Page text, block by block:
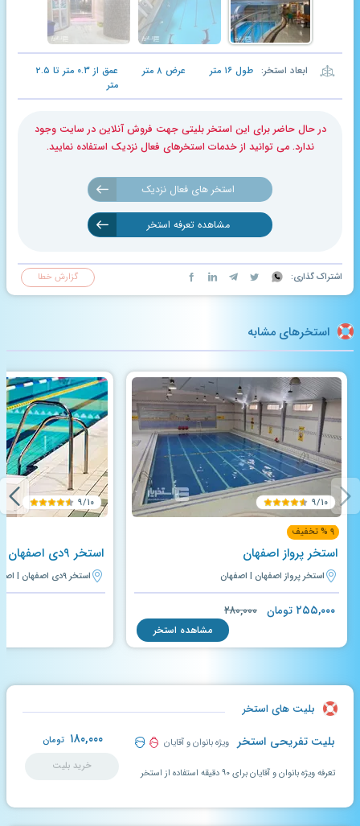
ابعاد استخر: طول ۱۶ متر عرض ۸ متر عمق از۰.۳ متر تا ۲.۵
متر
در حال حاضر برای این استخر بلیتی جهت فروش آنلاین در سایت وجود
ندارد. می توانید از خدمات استخرهای فعال نزدیک استفاده نمایید.
استخر های فعال نزدیک
مشاهده تعرفه استخر
اشتراک گذاری: گزارش خطا
استخرهای مشابه
۹/۱۰
۹ % تخفیف
استخر پرواز اصفهان
استخر پرواز اصفهان | اصفهان
۲۵۵,۰۰۰تومان ۲۸۰,۰۰۰
مشاهده استخر
۹/۱۰
استخر ۹دی اصفهان
استخر ۹دی اصفهان | اصفهان
بلیت های استخر
بلیت تفریحی استخر ویژه بانوان و آقایان ۱۸۰,۰۰۰ تومان
خرید بلیت
تعرفه ویژه بانوان و آقایان برای ۹۰ دقیقه استفاده از استخر